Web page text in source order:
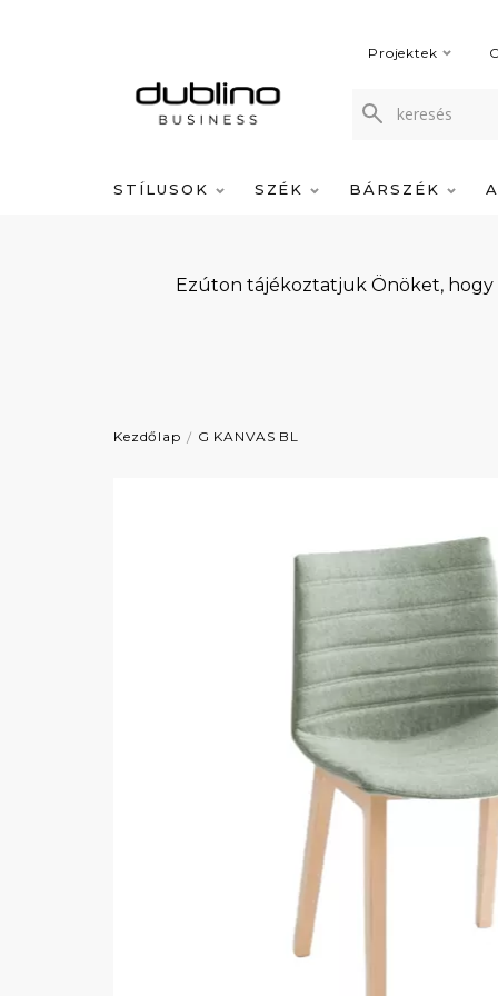
Projektek
STÍLUSOK SZÉK BÁRSZÉK
Ezúton tájékoztatjuk Önöket, hogy
Kezdőlap G KANVAS BL